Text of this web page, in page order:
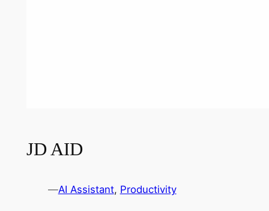
JD AID
—AI Assistant, Productivity